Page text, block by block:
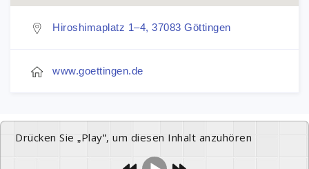
Hiroshimaplatz 1–4, 37083 Göttingen
www.goettingen.de
Drücken Sie „Play“, um diesen Inhalt anzuhören